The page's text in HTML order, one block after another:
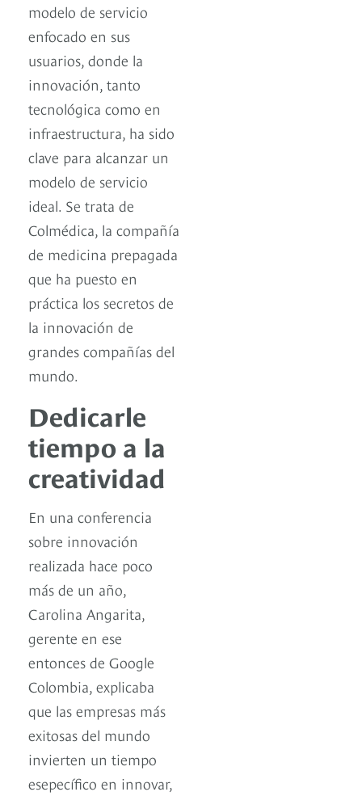
modelo de servicio
enfocado en sus
usuarios, donde la
innovación, tanto
tecnológica como en
infraestructura, ha sido
clave para alcanzar un
modelo de servicio
ideal. Se trata de
Colmédica, la compañía
de medicina prepagada
que ha puesto en
práctica los secretos de
la innovación de
grandes compañías del
mundo.
Dedicarle
tiempo a la
creatividad
En una conferencia
sobre innovación
realizada hace poco
más de un año,
Carolina Angarita,
gerente en ese
entonces de Google
Colombia, explicaba
que las empresas más
exitosas del mundo
invierten un tiempo
esepecífico en innovar,